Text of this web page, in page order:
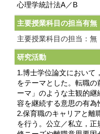
心理学統計法A／B
主要授業科目の担当有無
主要授業科目の担当：無
研究活動
1.博士学位論文において
をテーマとした。転職
ーマ」のような主観的
容を継続する意思の有為
2.保育職のキャリアと離
を行う。公立／私立，